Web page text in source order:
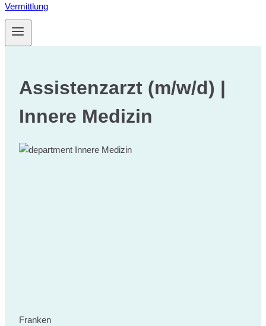
Assistenzarzt (m/w/d) |
Innere Medizin
Innere Medizin
Franken